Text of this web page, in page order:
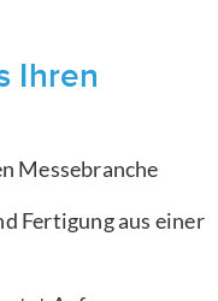
Ihren
Messebranche
Fertigung aus einer